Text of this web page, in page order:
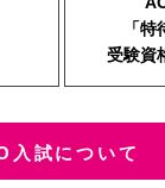
「
受験資
入試について